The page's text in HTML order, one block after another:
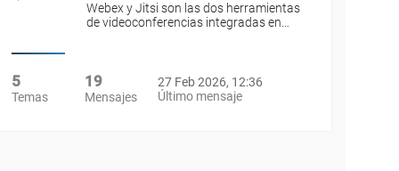
Webex y Jitsi son las dos herramientas
de videoconferencias integradas en…
5
Temas
19
Mensajes
27 Feb 2026, 12:36
Último mensaje